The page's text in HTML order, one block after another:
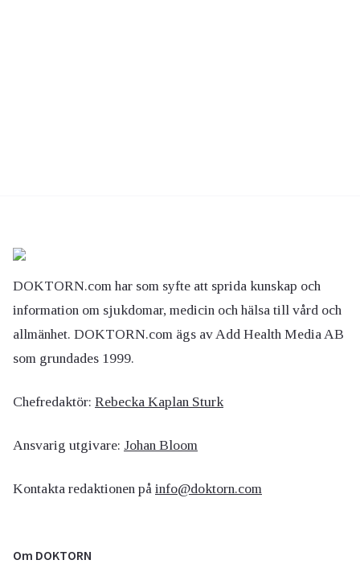
DOKTORN.com har som syfte att sprida kunskap och
information om sjukdomar, medicin och hälsa till vård och
allmänhet. DOKTORN.com ägs av Add Health Media AB
som grundades 1999.
Chefredaktör: Rebecka Kaplan Sturk
Ansvarig utgivare: Johan Bloom
Kontakta redaktionen på info@doktorn.com
Om DOKTORN